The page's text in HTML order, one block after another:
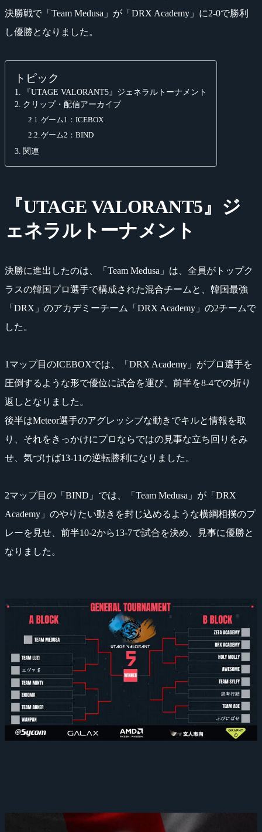
決勝戦で「Team Medusa」が「DRX Academy」に2-0で勝利
し優勝となりました。
トピック
『UTAGE VALORANT5』ジェネラルトーナメント
クリップ・配信アーカイブ
ゲーム1：ICEBOX
ゲーム2：BIND
関連
『UTAGE VALORANT5』ジ
ェネラルトーナメント
決勝に進出したのは、「Team Medusa」は、全員がトップク
ラスの韓国プロ選手で構成された混合チームと、韓国最強
「DRX」のアカデミーチーム「DRX Academy」の2チームで
した。
1マップ目のICEBOXでは、「DRX Academy」がプロ選手を
圧倒するような形で優位に試合を運び、前半を8-4での折り
返しとなりました。
後半はMeteor選手のアグレッシブな動きでキルと情報を取
り、それをきっかけにプロならではの見事な立ち回りをみ
せ、気づけば13-11の逆転勝利になりました。
2マップ目の「BIND」では、「Team Medusa」が「DRX
Academy」のやりたい動きを封じ込めるような横綱相撲のプ
レーを見せ、前半10-2から13-7で試合を決め、見事に優勝と
なりました。